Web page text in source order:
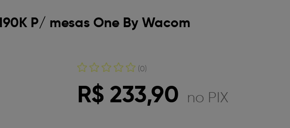
P/ mesas One By Wacom
(0)
R$ 233,90 no PIX